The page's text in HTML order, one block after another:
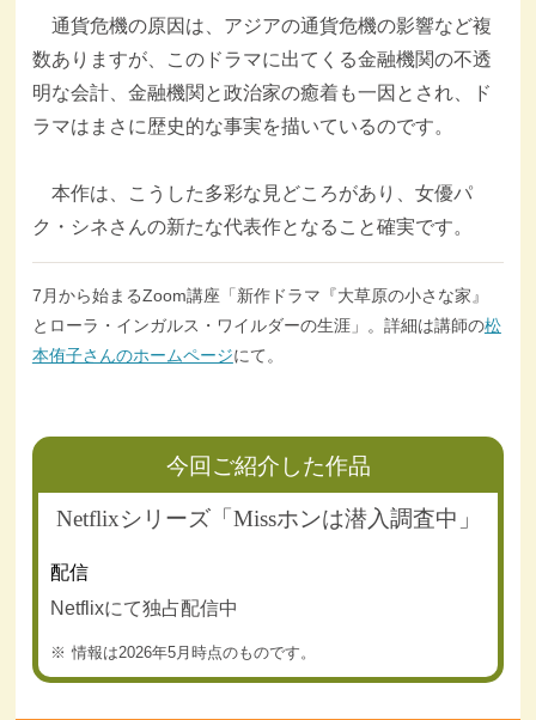
通貨危機の原因は、アジアの通貨危機の影響など複
数ありますが、このドラマに出てくる金融機関の不透
明な会計、金融機関と政治家の癒着も一因とされ、ド
ラマはまさに歴史的な事実を描いているのです。
本作は、こうした多彩な見どころがあり、女優パ
ク・シネさんの新たな代表作となること確実です。
7月から始まるZoom講座「新作ドラマ『大草原の小さな家』
とローラ・インガルス・ワイルダーの生涯」。詳細は講師の松
本侑子さんのホームページにて。
今回ご紹介した作品
Netflixシリーズ「Missホンは潜入調査中」
配信
Netflixにて独占配信中
情報は2026年5月時点のものです。